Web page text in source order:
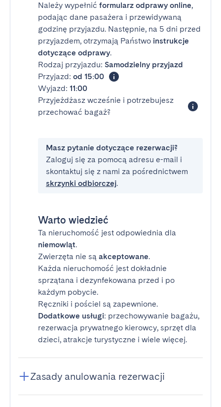
Należy wypełnić formularz odprawy online,
podając dane pasażera i przewidywaną
godzinę przyjazdu. Następnie, na 5 dni przed
przyjazdem, otrzymają Państwo instrukcje
dotyczące odprawy.
Rodzaj przyjazdu: Samodzielny przyjazd
Przyjazd: od 15:00
Wyjazd: 11:00
Przyjeżdżasz wcześnie i potrzebujesz
przechować bagaż?
Masz pytanie dotyczące rezerwacji?
Zaloguj się za pomocą adresu e-mail i
skontaktuj się z nami za pośrednictwem
skrzynki odbiorczej.
Warto wiedzieć
Ta nieruchomość jest odpowiednia dla
niemowląt.
Zwierzęta nie są akceptowane.
Każda nieruchomość jest dokładnie
sprzątana i dezynfekowana przed i po
każdym pobycie.
Ręczniki i pościel są zapewnione.
Dodatkowe usługi: przechowywanie bagażu,
rezerwacja prywatnego kierowcy, sprzęt dla
dzieci, atrakcje turystyczne i wiele więcej.
Zasady anulowania rezerwacji